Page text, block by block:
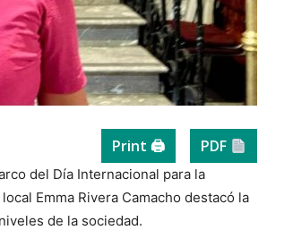
Print 🖨 PDF
del Día Internacional para la
Emma Rivera Camacho destacó la
de la sociedad.